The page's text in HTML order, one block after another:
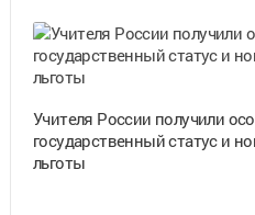
Учителя России получили
государственный статус и
льготы